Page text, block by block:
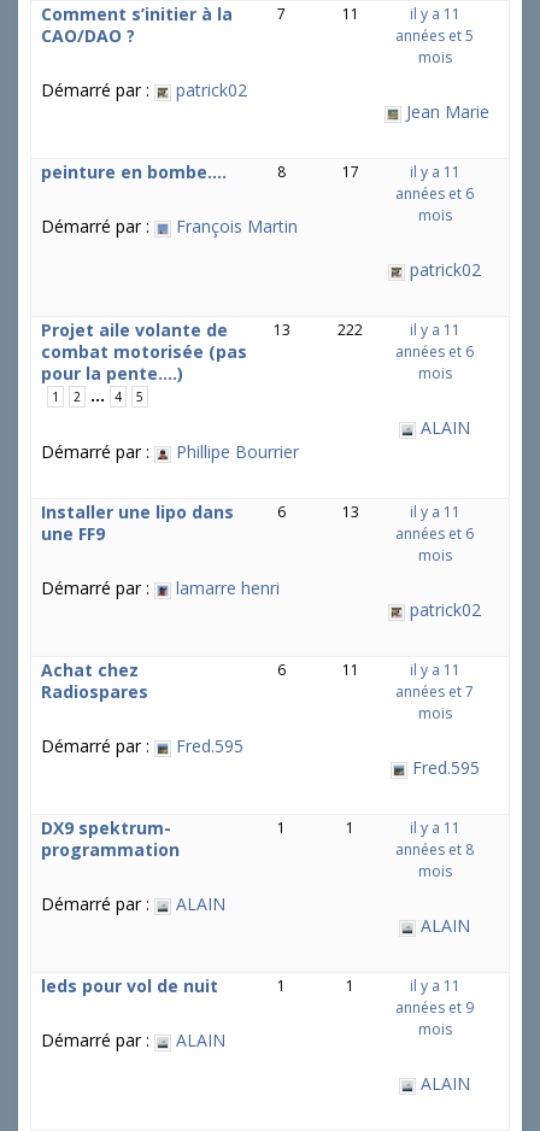
Comment s’initier à la
CAO/DAO ?
Démarré par : patrick02
7 11
il y a 11
années et 5
mois
Jean Marie
peinture en bombe….
Démarré par : François Martin
8 17
il y a 11
années et 6
mois
patrick02
Projet aile volante de
combat motorisée (pas
pour la pente….)
1 2 … 4 5
Démarré par : Phillipe Bourrier
13 222
il y a 11
années et 6
mois
ALAIN
Installer une lipo dans
une FF9
Démarré par : lamarre henri
6 13
il y a 11
années et 6
mois
patrick02
Achat chez
Radiospares
Démarré par : Fred.595
6 11
il y a 11
années et 7
mois
Fred.595
DX9 spektrum-
programmation
Démarré par : ALAIN
1 1
il y a 11
années et 8
mois
ALAIN
leds pour vol de nuit
Démarré par : ALAIN
1 1
il y a 11
années et 9
mois
ALAIN